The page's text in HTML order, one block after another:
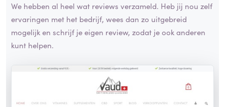
We hebben al heel wat reviews verzameld. Heb jij nou zelf
ervaringen met het bedrijf, wees dan zo uitgebreid
mogelijk en schrijf je eigen review, zodat je ook anderen
kunt helpen.